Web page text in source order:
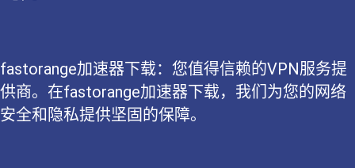
fastorange加速器下载：您值得信赖的VPN服务提
供商。在fastorange加速器下载，我们为您的网络
安全和隐私提供坚固的保障。